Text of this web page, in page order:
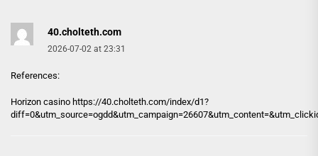
40.cholteth.com
2026-07-02 at 23:31
References:
Horizon casino https://40.cholteth.com/index/d1?